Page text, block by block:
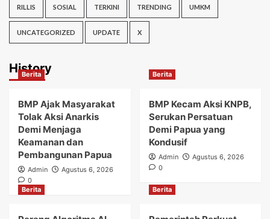
RILLIS SOSIAL TERKINI TRENDING UMKM
UNCATEGORIZED UPDATE X
History
Berita
BMP Ajak Masyarakat
Tolak Aksi Anarkis
Demi Menjaga
Keamanan dan
Pembangunan Papua
Admin
Agustus 6, 2026
0
Berita
BMP Kecam Aksi KNPB,
Serukan Persatuan
Demi Papua yang
Kondusif
Admin
Agustus 6, 2026
0
Berita Berita